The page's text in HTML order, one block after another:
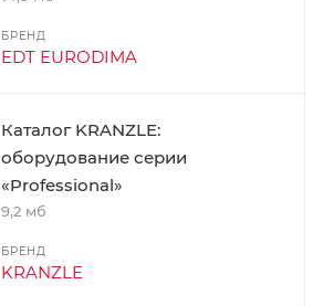
БРЕНД
EDT EURODIMA
Каталог KRANZLE:
оборудование серии
«Professional»
9,2 мб
БРЕНД
KRANZLE